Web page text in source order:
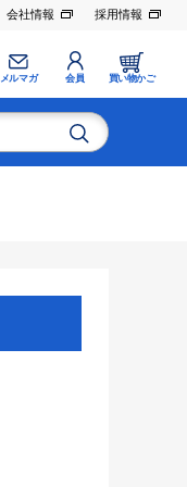
会社情報 採用情報
メルマガ 会員 買い物かご